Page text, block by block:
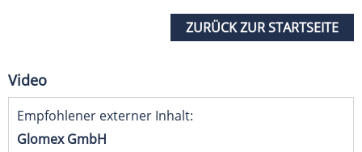
ZURÜCK ZUR STARTSEITE
Video
Empfohlener externer Inhalt:
Glomex GmbH